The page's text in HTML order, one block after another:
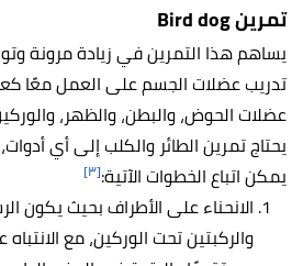
تمرين Bird dog
يساهم هذا التمرين في زيادة مرونة
تدريب عضلات الجسم على العمل معًا
عضلات الحوض، والبطن، والظهر،
يحتاج تمرين الطائر والكلب إلى أي
يمكن اتباع الخطوات الآتية:[٣]
الانحناء على الأطراف بحيث يكون
والركبتين تحت الوركين، مع